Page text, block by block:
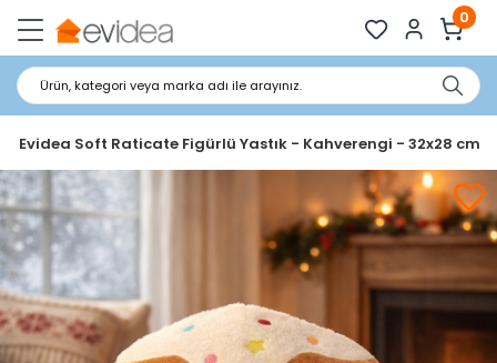
0
Ürün, kategori veya marka adı ile arayınız.
Evidea Soft Raticate Figürlü Yastık - Kahverengi - 32x28 cm